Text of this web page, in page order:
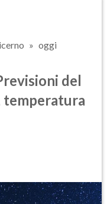
oggi
del
temperatura